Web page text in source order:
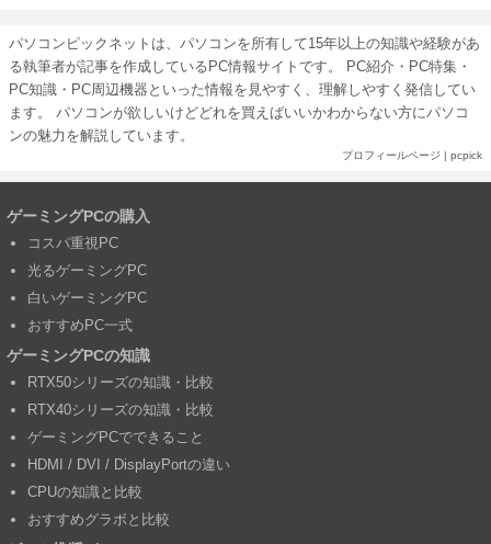
パソコンピックネットは、パソコンを所有して15年以上の知識や経験があ
る執筆者が記事を作成しているPC情報サイトです。 PC紹介・PC特集・
PC知識・PC周辺機器といった情報を見やすく、理解しやすく発信してい
ます。 パソコンが欲しいけどどれを買えばいいかわからない方にパソコ
ンの魅力を解説しています。
プロフィールページ | pcpick
ゲーミングPCの購入
コスパ重視PC
光るゲーミングPC
白いゲーミングPC
おすすめPC一式
ゲーミングPCの知識
RTX50シリーズの知識・比較
RTX40シリーズの知識・比較
ゲーミングPCでできること
HDMI / DVI / DisplayPortの違い
CPUの知識と比較
おすすめグラボと比較